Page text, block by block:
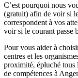
C’est pourquoi nous
(gratuit) afin de voir si
correspondent à vos
voir si le courant passe
Pour vous aider à
centres et les
proximité, épluché tous
de compétences à